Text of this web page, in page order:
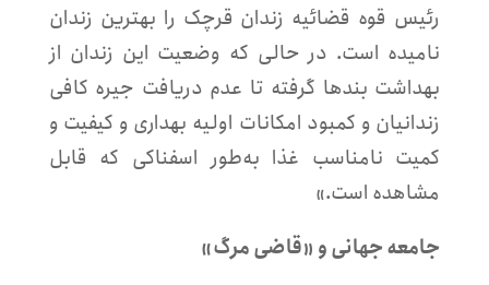
رئیس قوه قضائیه زندان قرچک را بهترین زندان
نامیده است. در حالی که وضعیت این زندان از
بهداشت بندها گرفته تا عدم دریافت جیره کافی
زندانیان و کمبود امکانات اولیه بهداری و کیفیت و
کمیت نامناسب غذا به‌طور اسفناکی که قابل
مشاهده است.»
جامعه جهانی و «قاضی مرگ»